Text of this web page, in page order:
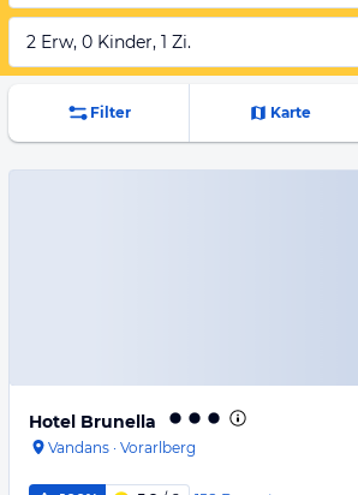
2 Erw, 0 Kinder, 1 Zi.
Filter Karte
Hotel Brunella
Vandans · Vorarlberg